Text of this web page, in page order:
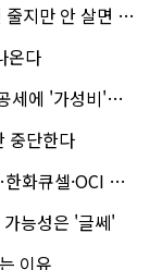
안 살면 2.5배
온다
'가성비'로 맞불
중단한다
·OCI 영향은?
능성은 '글쎄'
이유